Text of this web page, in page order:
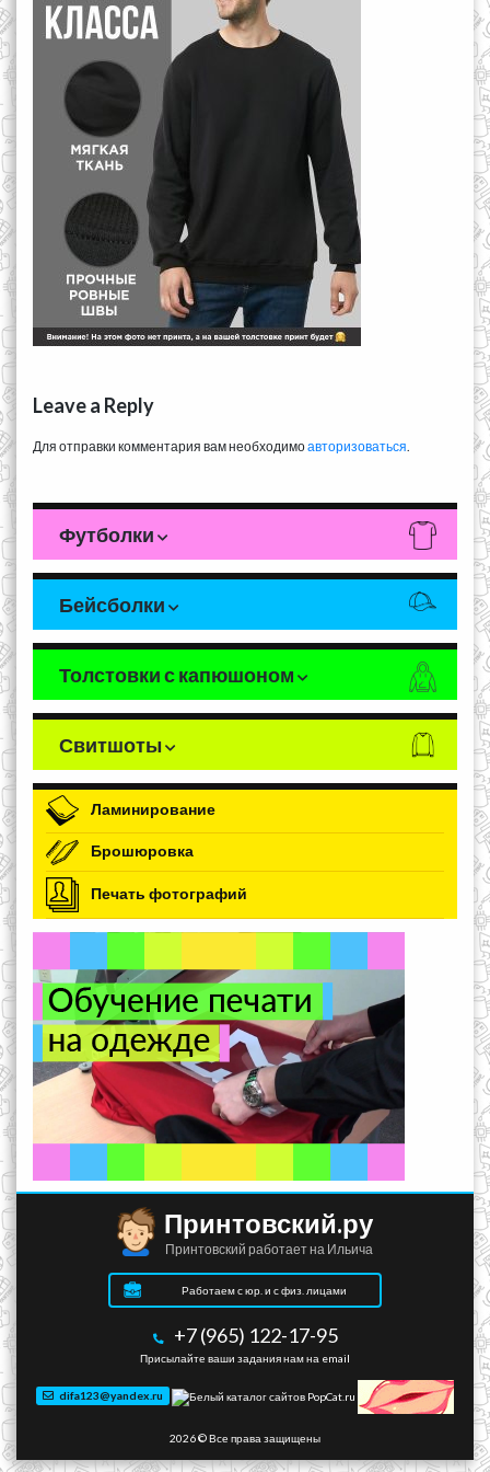
Leave a Reply
Для отправки комментария вам необходимоавторизоваться
Футболки
Бейсболки
Толстовки с капюшоном
Свитшоты
Ламинирование
Брошюровка
Печать фотографий
Принтовский.ру
Принтовский работает на Ильича
Работаем с юр. и с физ. лицами
+7 (965) 122-17-95
Присылайте ваши задания нам на email
difa123@yandex.ru
2026 © Все права защищены